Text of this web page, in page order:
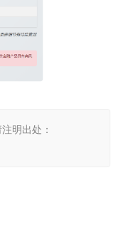
明出处：